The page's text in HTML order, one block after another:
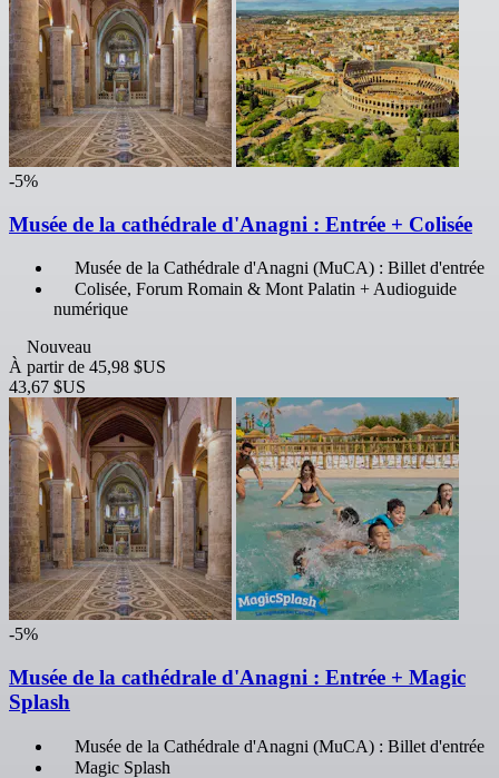
-5%
Musée de la cathédrale d'Anagni : Entrée + Colisée
Musée de la Cathédrale d'Anagni (MuCA) : Billet d'entrée
Colisée, Forum Romain & Mont Palatin + Audioguide
numérique
Nouveau
À partir de 45,98 $US
43,67 $US
-5%
Musée de la cathédrale d'Anagni : Entrée + Magic
Splash
Musée de la Cathédrale d'Anagni (MuCA) : Billet d'entrée
Magic Splash